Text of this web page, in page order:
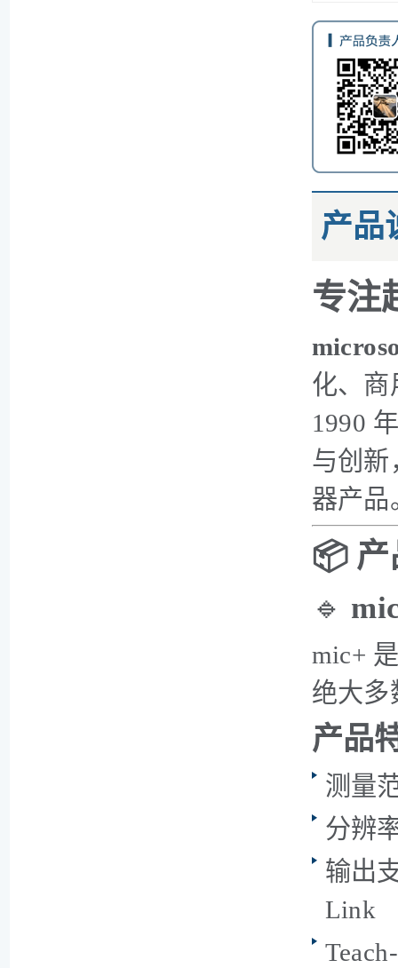
产品
专注
化、商
1990
与创新
器产品
📦 产
🔹
mic+
绝大多
产品
测量
分辨
输出
Link